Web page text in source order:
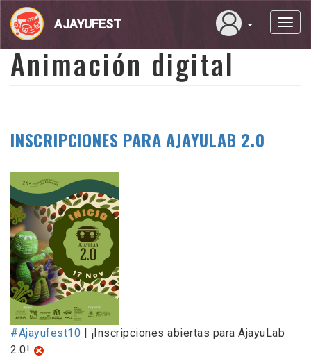
Pasar
contenido
principal
AJAYUFEST
Animación digital
INSCRIPCIONES PARA AJAYULAB 2.0
#Ajayufest10 | ¡Inscripciones abiertas para AjayuLab
2.0!